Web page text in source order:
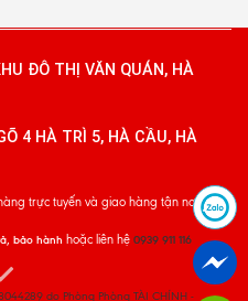
ĐÔ THỊ VĂN QUÁN, HÀ
4 HÀ TRÌ 5, HÀ CẦU, HÀ
trực tuyến và giao hàng tận nơi
bảo hành hoặc liên hệ 0939 911 116
do Phòng Phòng TÀI CHÍNH -